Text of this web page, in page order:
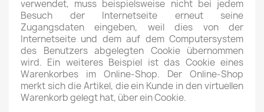
verwendet, muss beispielsweise nicht bei jedem
Besuch der Internetseite erneut seine
Zugangsdaten eingeben, weil dies von der
Internetseite und dem auf dem Computersystem
des Benutzers abgelegten Cookie übernommen
wird. Ein weiteres Beispiel ist das Cookie eines
Warenkorbes im Online-Shop. Der Online-Shop
merkt sich die Artikel, die ein Kunde in den virtuellen
Warenkorb gelegt hat, über ein Cookie.